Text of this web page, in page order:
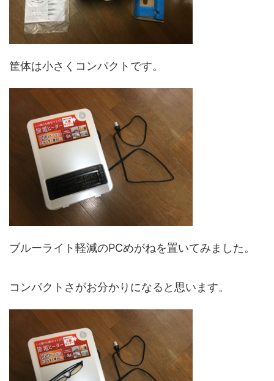
筐体は小さくコンパクトです。
ブルーライト軽減のPCめがねを置いてみました。
コンパクトさがお分かりになると思います。